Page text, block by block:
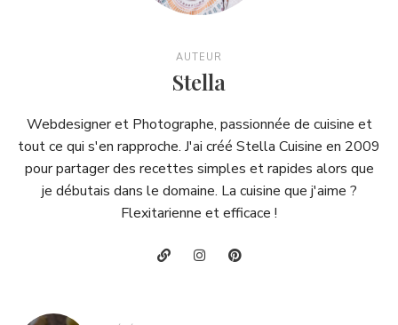
AUTEUR
Stella
Webdesigner et Photographe, passionnée de cuisine et
tout ce qui s'en rapproche. J'ai créé Stella Cuisine en 2009
pour partager des recettes simples et rapides alors que
je débutais dans le domaine. La cuisine que j'aime ?
Flexitarienne et efficace !